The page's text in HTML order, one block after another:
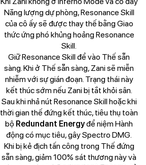
Năng lượng dự phòng, Resonance Skill
của cô ấy sẽ được thay thế bằng Giao
thức ứng phó khủng hoảng Resonance
Skill.
Giữ Resonance Skill để vào Thế sẵn
sàng. Khi ở Thế sẵn sàng, Zani sẽ miễn
nhiễm với sự gián đoạn. Trạng thái này
kết thúc sớm nếu Zani bị tắt khỏi sân.
Sau khi nhả nút Resonance Skill hoặc khi
thời gian thế đứng kết thúc, tiêu thụ toàn
bộ Redundant Energyđể niệm Hành
động có mục tiêu, gây Spectro DMG.
Khi bị kẻ địch tấn công trong Thế đứng
sẵn sàng, giảm 100% sát thương này và